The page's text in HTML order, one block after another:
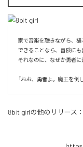
家で音楽を聴きながら、猫
できることなら、冒険にも
それなのに、なぜか勇者に
8bit girlの他のリリース：